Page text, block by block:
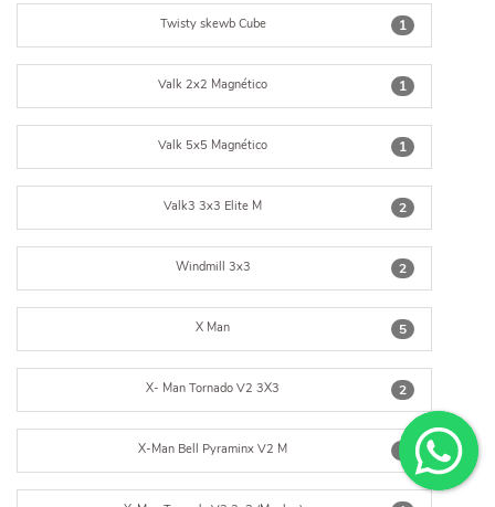
1
Twisty skewb Cube
1
Valk 2x2 Magnético
1
Valk 5x5 Magnético
2
Valk3 3x3 Elite M
2
Windmill 3x3
5
X Man
2
X- Man Tornado V2 3X3
1
X-Man Bell Pyraminx V2 M